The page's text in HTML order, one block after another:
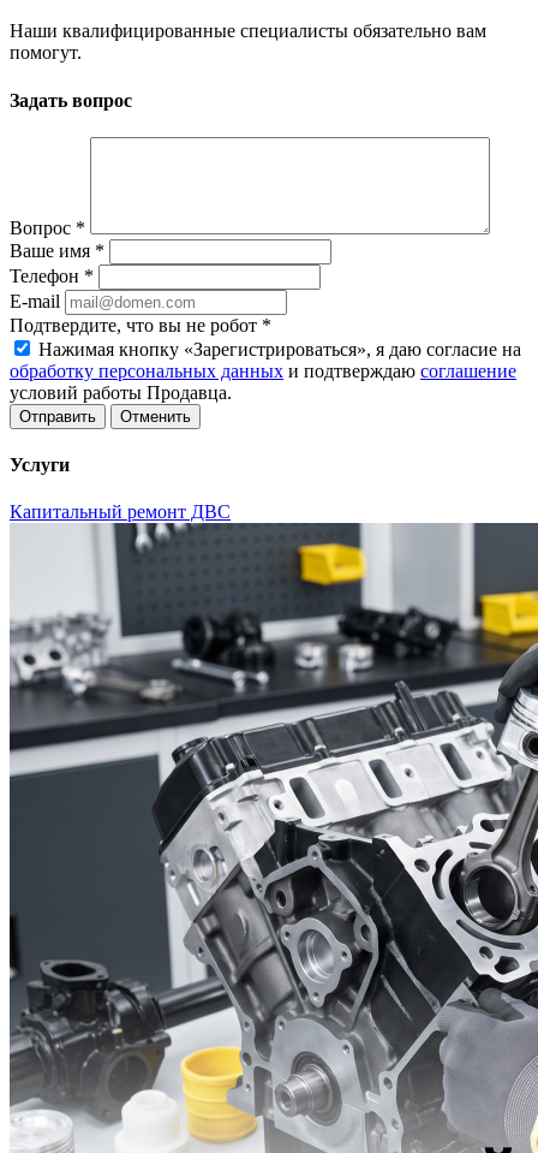
Наши квалифицированные специалисты обязательно вам
помогут.
Задать вопрос
Вопрос *
Ваше имя *
Телефон *
E-mail
Подтвердите, что вы не робот *
Нажимая кнопку «Зарегистрироваться», я даю согласие на
обработку персональных данных и подтверждаю соглашение
условий работы Продавца.
Отменить
Услуги
Капитальный ремонт ДВС